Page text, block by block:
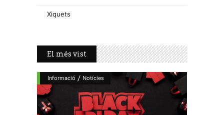
Xiquets
El més vist
Informació / Notícies